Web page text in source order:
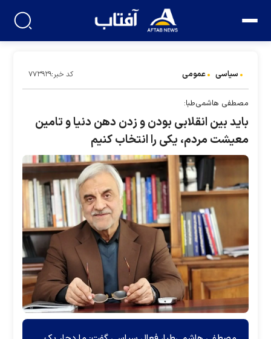
سیاسی عمومی کد خبر:۷۷۳۹۲۹
مصطفی هاشمی‌طبا:
باید بین انقلابی بودن و زدن دهن دنیا و تامین
معیشت مردم، یکی را انتخاب کنیم